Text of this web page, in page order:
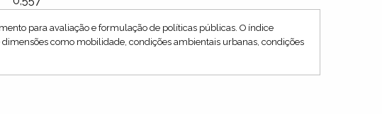
para avaliação e formulação de políticas públicas. O índice
como mobilidade, condições ambientais urbanas, condições